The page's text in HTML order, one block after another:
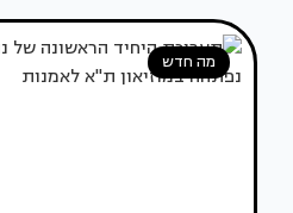
מה חדש